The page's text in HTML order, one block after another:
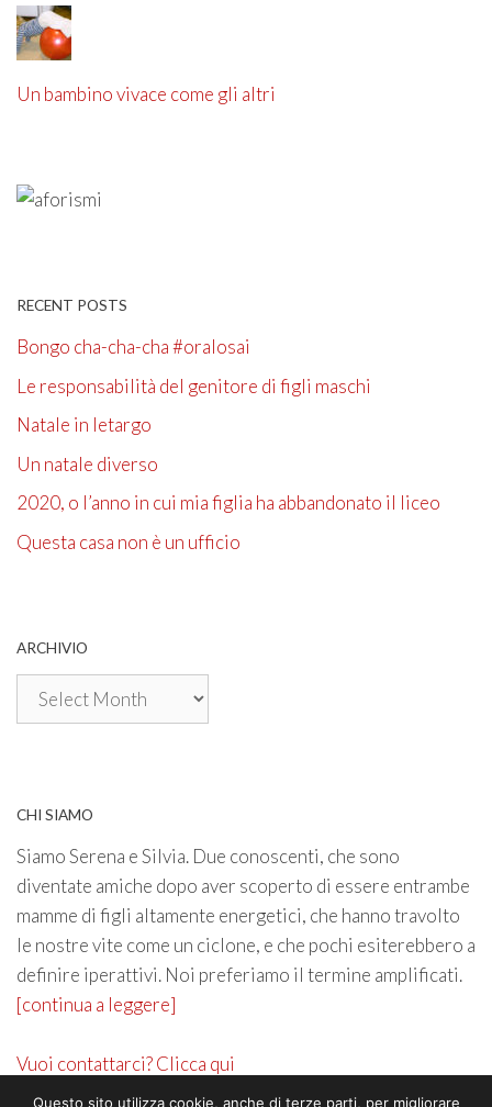
Un bambino vivace come gli altri
RECENT POSTS
Bongo cha-cha-cha #oralosai
Le responsabilità del genitore di figli maschi
Natale in letargo
Un natale diverso
2020, o l’anno in cui mia figlia ha abbandonato il liceo
Questa casa non è un ufficio
ARCHIVIO
Archivio
CHI SIAMO
Siamo Serena e Silvia. Due conoscenti, che sono
diventate amiche dopo aver scoperto di essere entrambe
mamme di figli altamente energetici, che hanno travolto
le nostre vite come un ciclone, e che pochi esiterebbero a
definire iperattivi. Noi preferiamo il termine amplificati.
[continua a leggere]
Vuoi contattarci? Clicca qui
Questo sito utilizza cookie, anche di terze parti, per migliorare